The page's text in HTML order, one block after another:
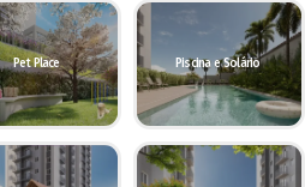
Pet Place Piscina e Solário